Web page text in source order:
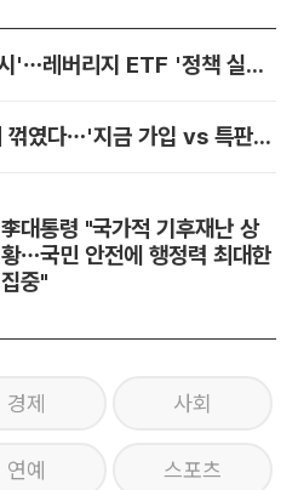
외신도 주목한 '널뛰기 증시'…레버리지 ETF '정책 실패' 책임론 공방
치솟던 저축은행 예금금리 꺾였다…'지금 가입 vs 특판 대기' 셈법 복잡
李대통령 "국가적 기후재난 상
황…국민 안전에 행정력 최대한
집중"
경제 사회
연예 스포츠